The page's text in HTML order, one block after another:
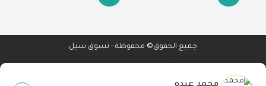
جميع الحقوق© محفوظة - تسوق سيل